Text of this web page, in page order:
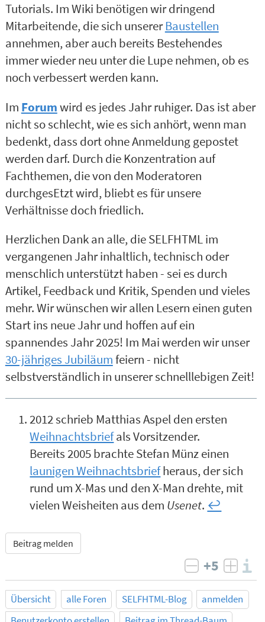
Tutorials. Im Wiki benötigen wir dringend
Mitarbeitende, die sich unsererBaustellen
annehmen, aber auch bereits Bestehendes
immer wieder neu unter die Lupe nehmen, ob es
noch verbessert werden kann.
Im Forumwird es jedes Jahr ruhiger. Das ist aber
nicht so schlecht, wie es sich anhört, wenn man
bedenkt, dass dort ohne Anmeldung gepostet
werden darf. Durch die Konzentration auf
Fachthemen, die von den Moderatoren
durchgesEtzt wird, bliebt es für unsere
Verhältnisse doch friedlich.
Herzlichen Dank an alle, die SELFHTML im
vergangenen Jahr inhaltlich, technisch oder
menschlich unterstützt haben - sei es durch
Artikel, Feedback und Kritik, Spenden und vieles
mehr. Wir wünschen wir allen Lesern einen guten
Start ins neue Jahr und hoffen auf ein
spannendes Jahr 2025! Im Mai werden wir unser
30-jähriges Jubiläumfeiern - nicht
selbstverständlich in unserer schnelllebigen Zeit!
2012 schrieb Matthias Aspel den ersten
Weihnachtsbriefals Vorsitzender.
Bereits 2005 brachte Stefan Münz einen
launigen Weihnachtsbriefheraus, der sich
rund um X-Mas und den X-Man drehte, mit
vielen Weisheiten aus dem Usenet. ↩︎
Beitrag melden
negativ
+5
Übersicht alle Foren SELFHTML-Blog
anmelden